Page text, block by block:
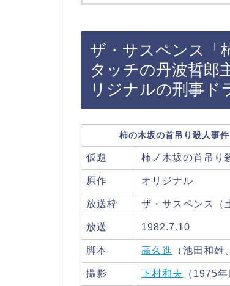
ザ・サスペンス「
タッチの丹波哲郎
リジナルの刑事ド
柿の木坂の首吊り殺人事
仮題 柿ノ木坂の首吊り
原作 オリジナル
放送枠 ザ・サスペンス（
放送 1982.7.10
脚本 高久進 （池田和雄
撮影 下村和夫 （1975